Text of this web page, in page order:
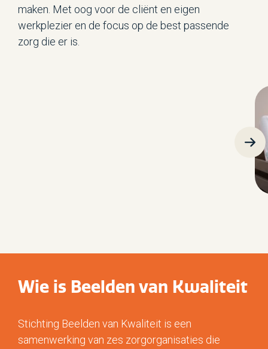
maken. Met oog voor de cliënt en eigen
werkplezier en de focus op de best passende
zorg die er is.
Wie is Beelden van Kwaliteit
Stichting Beelden van Kwaliteit is een
samenwerking van zes zorgorganisaties die